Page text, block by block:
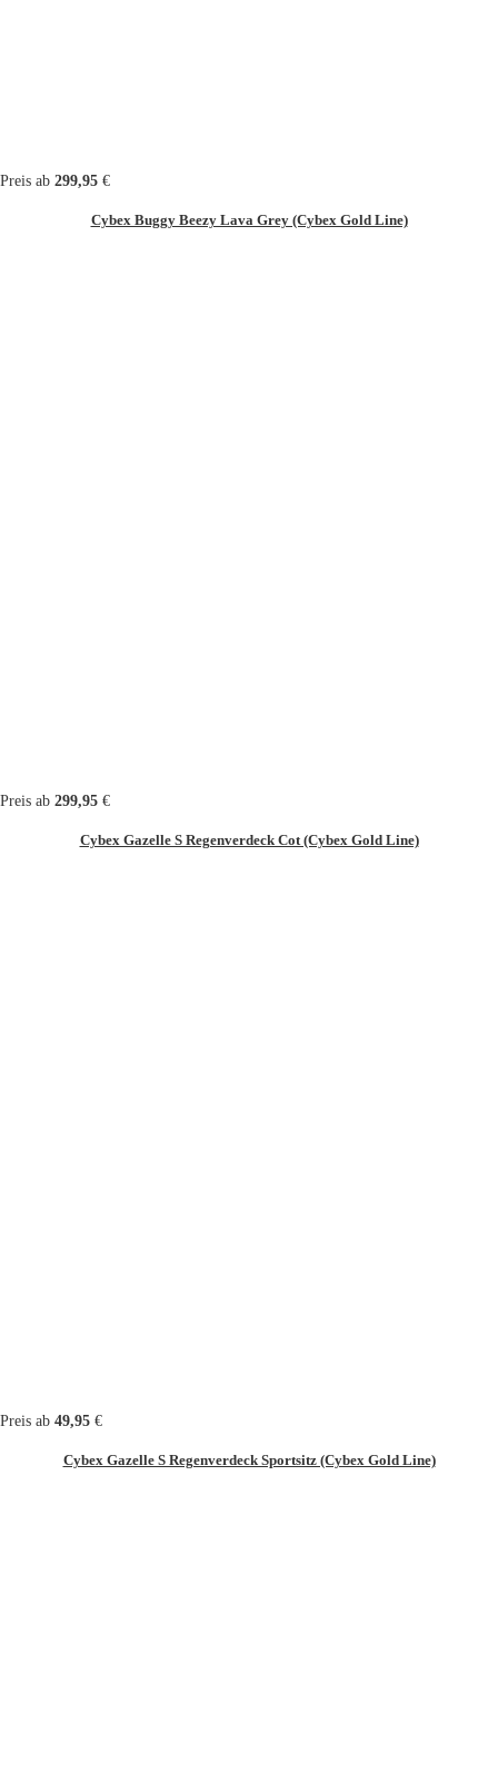
Preis ab 299,95 €
Cybex Buggy Beezy Lava Grey (Cybex Gold Line)
Preis ab 299,95 €
Cybex Gazelle S Regenverdeck Cot (Cybex Gold Line)
Preis ab 49,95 €
Cybex Gazelle S Regenverdeck Sportsitz (Cybex Gold Line)